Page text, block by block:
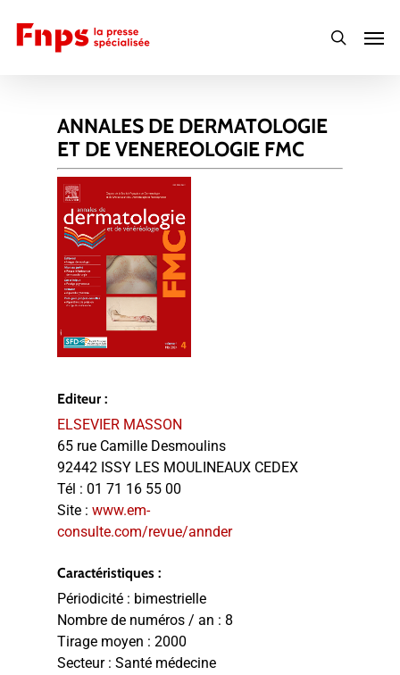
main
search
ANNALES DE DERMATOLOGIE
ET DE VENEREOLOGIE FMC
Editeur :
ELSEVIER MASSON
65 rue Camille Desmoulins
92442 ISSY LES MOULINEAUX CEDEX
Tél : 01 71 16 55 00
Site : www.em-
consulte.com/revue/annder
Caractéristiques :
Périodicité : bimestrielle
Nombre de numéros / an : 8
Tirage moyen : 2000
Secteur : Santé médecine